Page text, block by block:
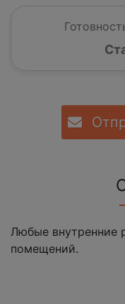
Любые внутренние
помещений.